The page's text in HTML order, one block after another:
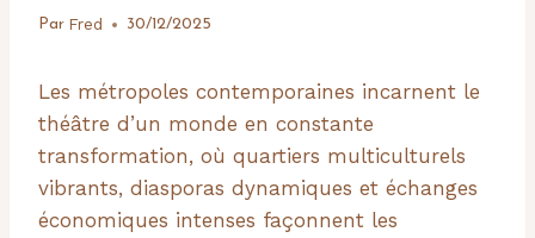
Par Fred 30/12/2025
Les métropoles contemporaines incarnent le
théâtre d’un monde en constante
transformation, où quartiers multiculturels
vibrants, diasporas dynamiques et échanges
économiques intenses façonnent les